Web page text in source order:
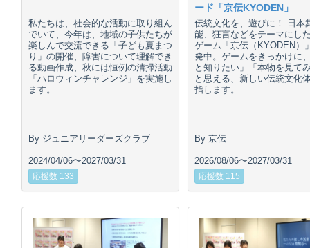
私たちは、社会的な活動に取り組ん
でいて、今年は、地域の子供たちが
楽しんで交流できる「子ども夏まつ
り」の開催、障害について理解でき
る動画作成、秋には恒例の清掃活動
「ハロウィンチャレンジ」を実施し
ます。
By ジュニアリーダーズクラブ
2024/04/06〜2027/03/31
応援数 133
ード「京伝KYODEN」
伝統文化を、遊びに！ 日本
能、狂言などをテーマにし
ゲーム「京伝（KYODEN）
発中。ゲームをきっかけに
と知りたい」「本物を見て
と思える、新しい伝統文化
指します。
By 京伝
2026/08/06〜2027/03/31
応援数 115